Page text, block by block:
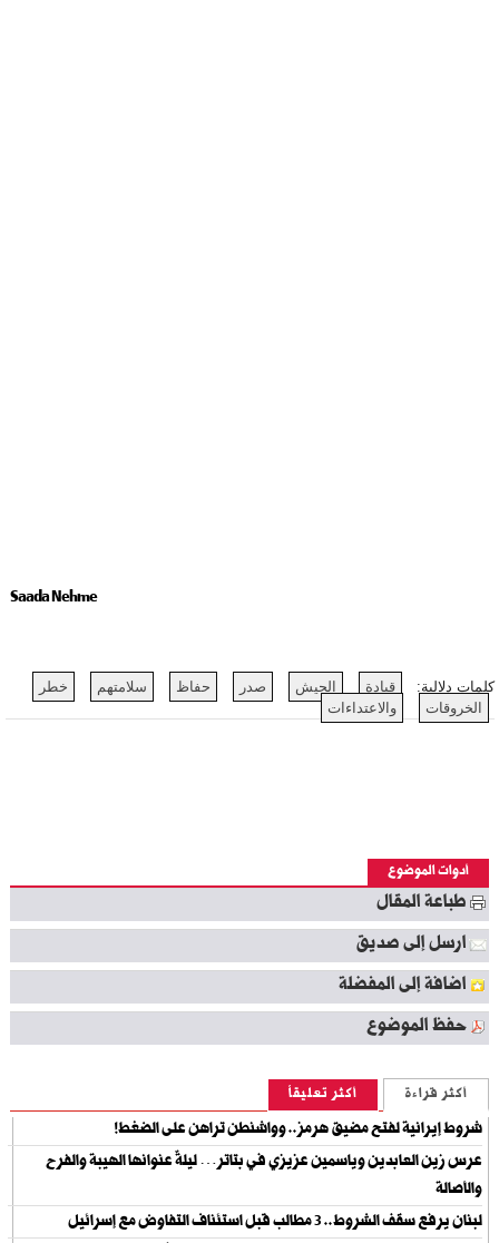
Saada Nehme
كلمات دلالية: قيادة الجيش صدر حفاظ سلامتهم
خطر
الخروقات
والاعتداءات
أدوات الموضوع
طباعة المقال
ارسل إلى صديق
اضافة إلى المفضلة
حفظ الموضوع
أكثر قراءة أكثر تعليقاً
شروط إيرانية لفتح مضيق هرمز.. وواشنطن تراهن على الضغط!
عرس زين العابدين وياسمين عزيزي في بتاتر… ليلةٌ عنوانها الهيبة والفرح
والأصالة
لبنان يرفع سقف الشروط.. 3 مطالب قبل استئناف التفاوض مع إسرائيل